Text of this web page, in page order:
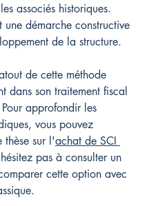
associés historiques.
une démarche constructive
de la structure.
de cette méthode
dans son traitement fiscal
approfondir les
vous pouvez
thèse sur l'achat de SCI
pas à consulter un
cette option avec